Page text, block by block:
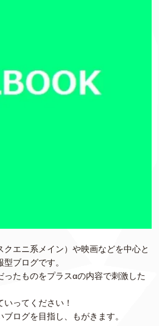
エニ系メイン）や映画などを中心と
ブログです。
ったものをプラスαの内容で刺激した
ってください！
ログを目指し、もがきます。